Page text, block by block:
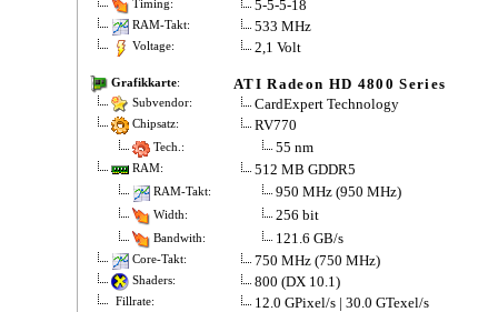
Timing: 5-5-5-18
RAM-Takt: 533 MHz
Voltage: 2,1 Volt
Grafikkarte: ATI Radeon HD 4800 Series
Subvendor: CardExpert Technology
Chipsatz: RV770
Tech.: 55 nm
RAM: 512 MB GDDR5
RAM-Takt: 950 MHz (950 MHz)
Width: 256 bit
Bandwith: 121.6 GB/s
Core-Takt: 750 MHz (750 MHz)
Shaders: 800 (DX 10.1)
Fillrate: 12.0 GPixel/s | 30.0 GTexel/s